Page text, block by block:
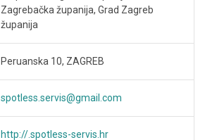
Zagrebačka županija, Grad Zagreb
županija
Peruanska 10, ZAGREB
spotless.servis@gmail.com
http://.spotless-servis.hr